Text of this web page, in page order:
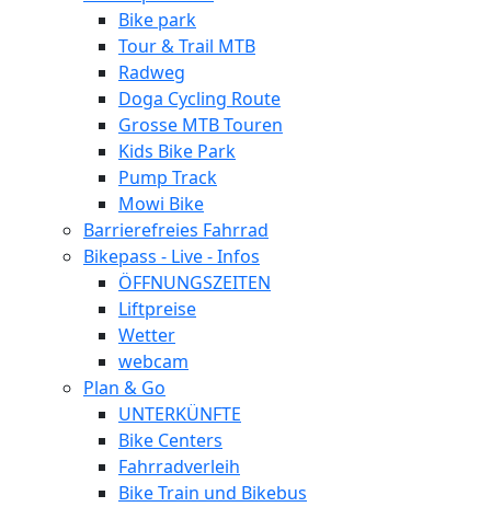
Bike park
Tour & Trail MTB
Radweg
Doga Cycling Route
Grosse MTB Touren
Kids Bike Park
Pump Track
Mowi Bike
Barrierefreies Fahrrad
Bikepass - Live - Infos
ÖFFNUNGSZEITEN
Liftpreise
Wetter
webcam
Plan & Go
UNTERKÜNFTE
Bike Centers
Fahrradverleih
Bike Train und Bikebus